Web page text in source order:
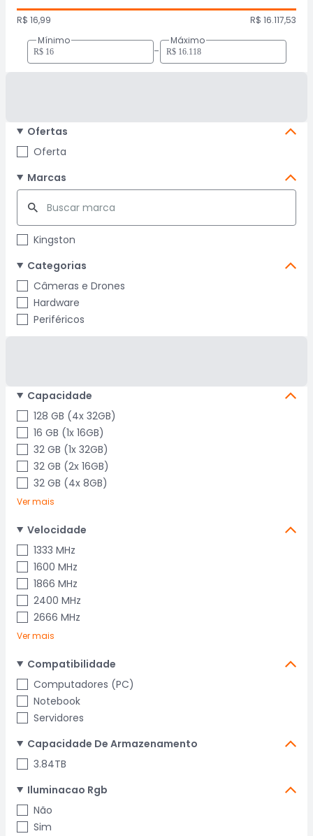
R$ 16,99
R$ 16.117,53
Mínimo
-
Máximo
Ofertas
Oferta
Marcas
Kingston
Categorias
Câmeras e Drones
Hardware
Periféricos
Capacidade
128 GB (4x 32GB)
16 GB (1x 16GB)
32 GB (1x 32GB)
32 GB (2x 16GB)
32 GB (4x 8GB)
Ver mais
Velocidade
1333 MHz
1600 MHz
1866 MHz
2400 MHz
2666 MHz
Ver mais
Compatibilidade
Computadores (PC)
Notebook
Servidores
Capacidade De Armazenamento
3.84TB
Iluminacao Rgb
Não
Sim